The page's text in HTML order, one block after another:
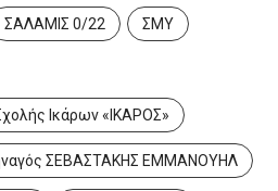
ΣΑΛΑΜΙΣ 0/22 ΣΜΥ
Ικάρων «ΙΚΑΡΟΣ»
ΣΕΒΑΣΤΑΚΗΣ ΕΜΜΑΝΟΥΗΛ